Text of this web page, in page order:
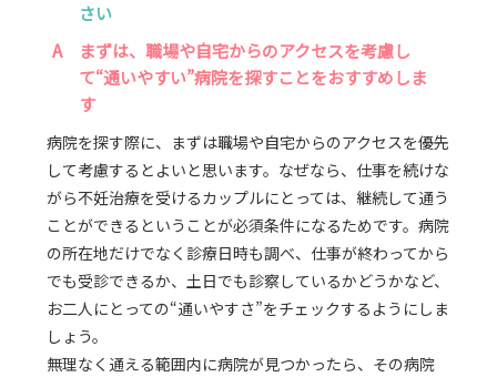
さい
A
まずは、職場や自宅からのアクセスを考慮し
て“通いやすい”病院を探すことをおすすめしま
す
病院を探す際に、まずは職場や自宅からのアクセスを優先
して考慮するとよいと思います。なぜなら、仕事を続けな
がら不妊治療を受けるカップルにとっては、継続して通う
ことができるということが必須条件になるためです。病院
の所在地だけでなく診療日時も調べ、仕事が終わってから
でも受診できるか、土日でも診察しているかどうかなど、
お二人にとっての“通いやすさ”をチェックするようにしま
しょう。
無理なく通える範囲内に病院が見つかったら、その病院